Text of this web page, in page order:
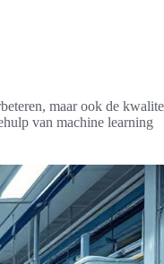
maar ook de
van machine learning